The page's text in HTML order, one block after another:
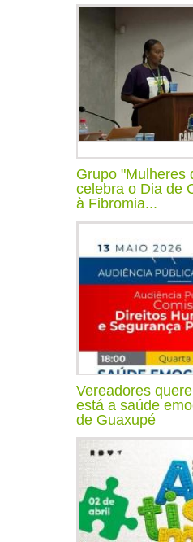
Grupo "Mulheres
celebra o Dia de
à Fibromia...
Vereadores
está a saúde
de Guaxupé